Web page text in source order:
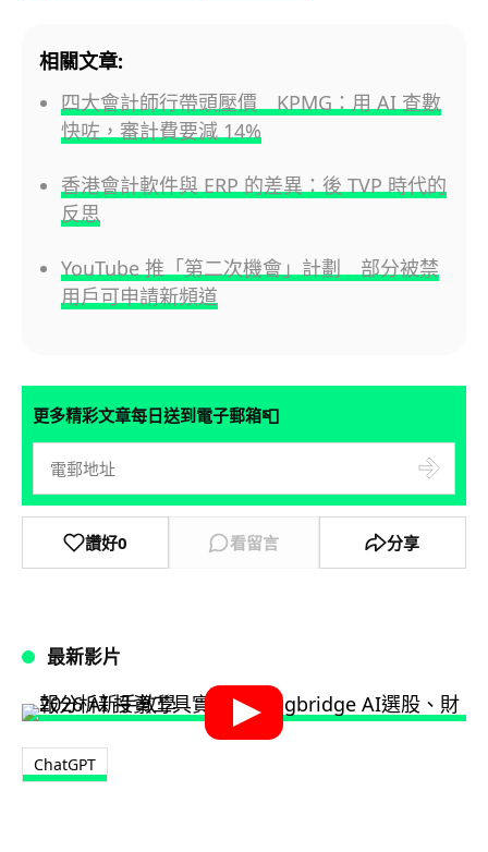
相關文章:
四大會計師行帶頭壓價 KPMG：用 AI 查數
快咗，審計費要減 14%
香港會計軟件與 ERP 的差異：後 TVP 時代的
反思
YouTube 推「第二次機會」計劃 部分被禁
用戶可申請新頻道
更多精彩文章每日送到電子郵箱📮
讚好0 看留言 分享
最新影片
ChatGPT